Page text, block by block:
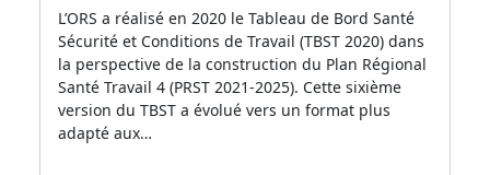
L’ORS a réalisé en 2020 le Tableau de Bord Santé
Sécurité et Conditions de Travail (TBST 2020) dans
la perspective de la construction du Plan Régional
Santé Travail 4 (PRST 2021-2025). Cette sixième
version du TBST a évolué vers un format plus
adapté aux…